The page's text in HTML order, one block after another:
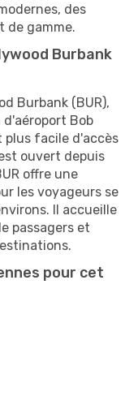
des
de gamme.
Burbank
Burbank (BUR),
Bob
plus facile d'accès
ouvert depuis
offre une
les voyageurs se
Il accueille
passagers et
pour cet